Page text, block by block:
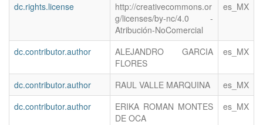
dc.rights.license
http://creativecommons.or
g/licenses/by-nc/4.0 -
Atribución-NoComercial
es_MX
dc.contributor.author
ALEJANDRO GARCIA
FLORES
es_MX
dc.contributor.author RAUL VALLE MARQUINA
es_MX
dc.contributor.author
ERIKA ROMAN MONTES
DE OCA
es_MX